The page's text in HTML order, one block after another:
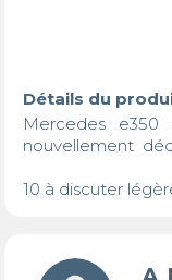
Détails du
Mercedes
nouvellement
10 à discuter